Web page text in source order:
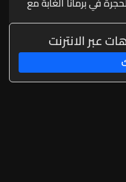
الموسيقى الروسية
عبر الانترنت